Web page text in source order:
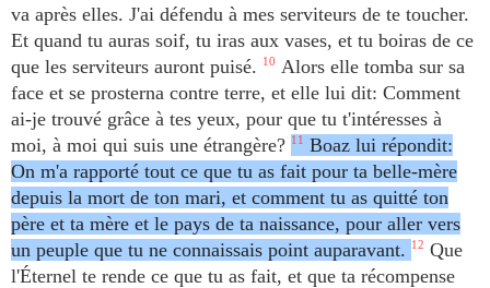
va après elles. J'ai défendu à mes serviteurs de te toucher.
Et quand tu auras soif, tu iras aux vases, et tu boiras de ce
que les serviteurs auront puisé.
10 Alors elle tomba sur sa
face et se prosterna contre terre, et elle lui dit: Comment
ai-je trouvé grâce à tes yeux, pour que tu t'intéresses à
moi, à moi qui suis une étrangère? 11
Boaz lui répondit:
On m'a rapporté tout ce que tu as fait pour ta belle-mère
depuis la mort de ton mari, et comment tu as quitté ton
père et ta mère et le pays de ta naissance, pour aller vers
un peuple que tu ne connaissais point auparavant.
12 Que
l'Éternel te rende ce que tu as fait, et que ta récompense